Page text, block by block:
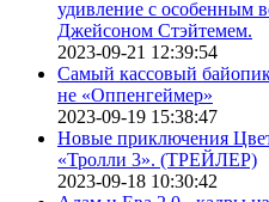
удивление с особенным
Джейсоном Стэйтемем.
2023-09-21 12:39:54
Самый кассовый
не «Оппенгеймер»
2023-09-19 15:38:47
Новые приключения
«Тролли 3». (ТРЕЙЛЕР)
2023-09-18 10:30:42